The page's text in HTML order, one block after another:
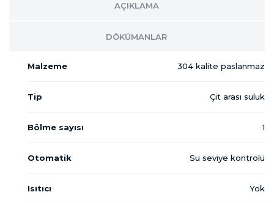
AÇIKLAMA
DÖKÜMANLAR
Malzeme 304 kalite paslanmaz
Tip Çit arası suluk
Bölme sayısı 1
Otomatik Su seviye kontrolü
Isıtıcı Yok